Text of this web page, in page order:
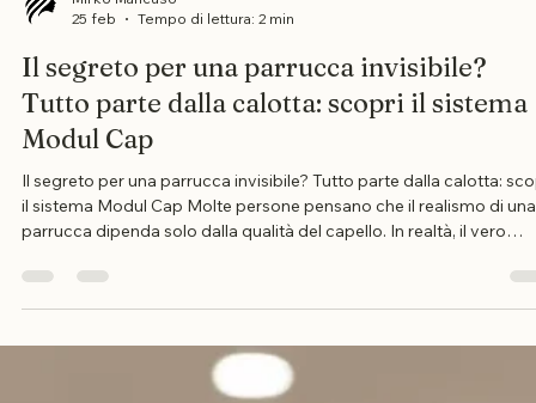
Mirko Mancuso
25 feb
Il segreto per una parrucca invisibile?
Tutto parte dalla calotta: scopri il sistema
Modul Cap
Il segreto per una parrucca invisibile? Tutto parte dalla calotta:
il sistema Modul Cap Molte persone pensano che il realismo di una
"motore" di una parrucca è la sua calotta. È lei a determinare se ti
sentirai sicura di te o se vivrai con il costante timore che qualcosa